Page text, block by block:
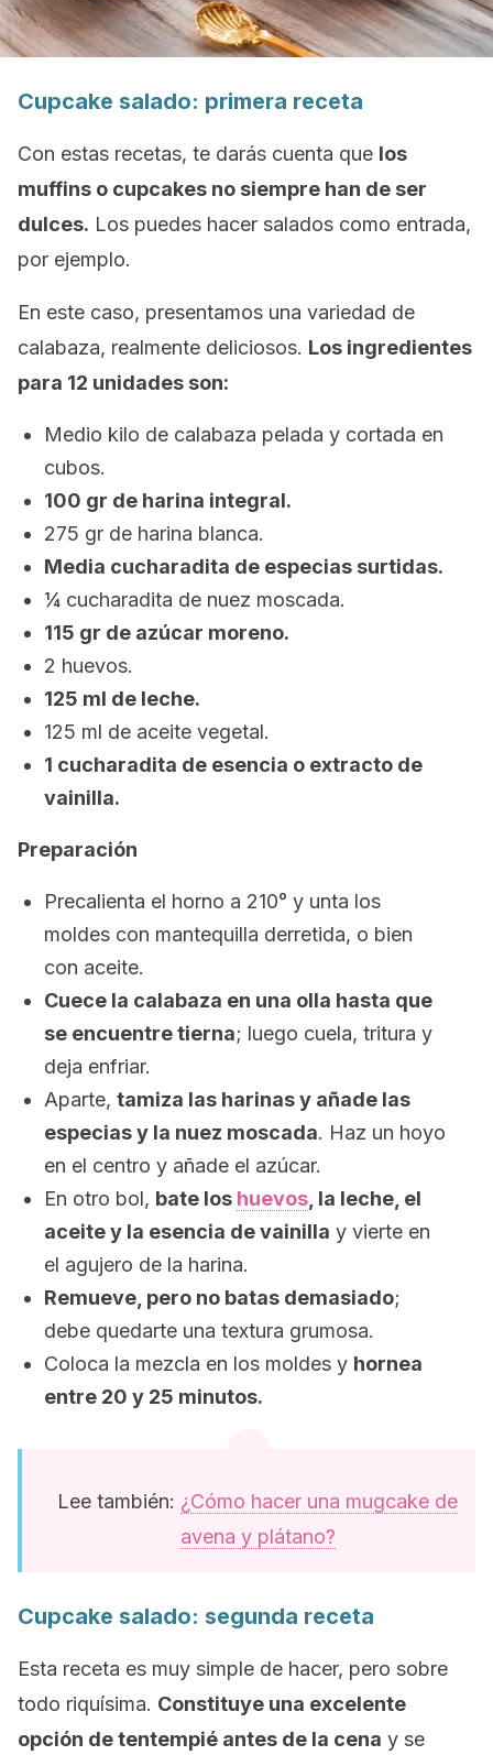
Cupcake salado: primera receta
Con estas recetas, te darás cuenta que los
muffins o cupcakes no siempre han de ser
dulces. Los puedes hacer salados como entrada,
por ejemplo.
En este caso, presentamos una variedad de
calabaza, realmente deliciosos. Los ingredientes
para 12 unidades son:
Medio kilo de calabaza pelada y cortada en
cubos.
100 gr de harina integral.
275 gr de harina blanca.
Media cucharadita de especias surtidas.
¼ cucharadita de nuez moscada.
115 gr de azúcar moreno.
2 huevos.
125 ml de leche.
125 ml de aceite vegetal.
1 cucharadita de esencia o extracto de
vainilla.
Preparación
Precalienta el horno a 210° y unta los
moldes con mantequilla derretida, o bien
con aceite.
Cuece la calabaza en una olla hasta que
se encuentre tierna; luego cuela, tritura y
deja enfriar.
Aparte, tamiza las harinas y añade las
especias y la nuez moscada. Haz un hoyo
en el centro y añade el azúcar.
En otro bol, bate los huevos , la leche, el
aceite y la esencia de vainilla y vierte en
el agujero de la harina.
Remueve, pero no batas demasiado;
debe quedarte una textura grumosa.
Coloca la mezcla en los moldes y hornea
entre 20 y 25 minutos.
Lee también: ¿Cómo hacer una mugcake de
avena y plátano?
Cupcake salado: segunda receta
Esta receta es muy simple de hacer, pero sobre
todo riquísima. Constituye una excelente
opción de tentempié antes de la cena y se